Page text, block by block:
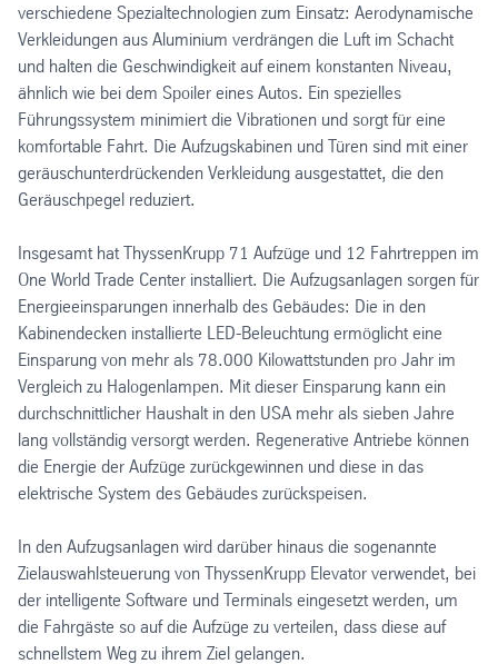
verschiedene Spezialtechnologien zum Einsatz: Aerodynamische
Verkleidungen aus Aluminium verdrängen die Luft im Schacht
und halten die Geschwindigkeit auf einem konstanten Niveau,
ähnlich wie bei dem Spoiler eines Autos. Ein spezielles
Führungssystem minimiert die Vibrationen und sorgt für eine
komfortable Fahrt. Die Aufzugskabinen und Türen sind mit einer
geräuschunterdrückenden Verkleidung ausgestattet, die den
Geräuschpegel reduziert.
Insgesamt hat ThyssenKrupp 71 Aufzüge und 12 Fahrtreppen im
One World Trade Center installiert. Die Aufzugsanlagen sorgen für
Energieeinsparungen innerhalb des Gebäudes: Die in den
Kabinendecken installierte LED-Beleuchtung ermöglicht eine
Einsparung von mehr als 78.000 Kilowattstunden pro Jahr im
Vergleich zu Halogenlampen. Mit dieser Einsparung kann ein
durchschnittlicher Haushalt in den USA mehr als sieben Jahre
lang vollständig versorgt werden. Regenerative Antriebe können
die Energie der Aufzüge zurückgewinnen und diese in das
elektrische System des Gebäudes zurückspeisen.
In den Aufzugsanlagen wird darüber hinaus die sogenannte
Zielauswahlsteuerung von ThyssenKrupp Elevator verwendet, bei
der intelligente Software und Terminals eingesetzt werden, um
die Fahrgäste so auf die Aufzüge zu verteilen, dass diese auf
schnellstem Weg zu ihrem Ziel gelangen.